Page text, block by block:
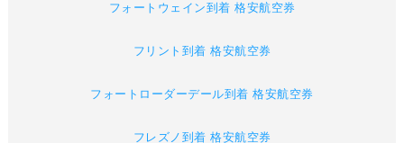
フォートウェイン到着 格安航空券
フリント到着 格安航空券
フォートローダーデール到着 格安航空券
フレズノ到着 格安航空券